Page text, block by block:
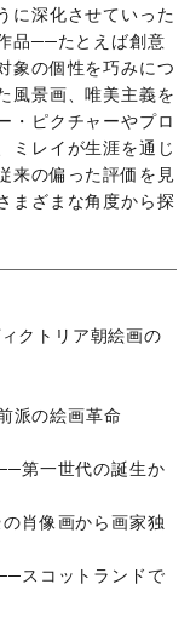
に深化させていった
品──たとえば創意
象の個性を巧みにつ
風景画、唯美主義を
・ピクチャーやプロ
ミレイが生涯を通じ
来の偏った評価を見
まざまな角度から探
クトリア朝絵画の
派の絵画革命
一世代の誕生か
像画から画家独
コットランドで